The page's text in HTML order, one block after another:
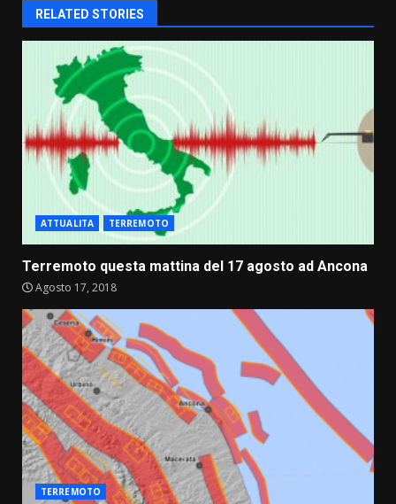
RELATED STORIES
ATTUALITA TERREMOTO
Terremoto questa mattina del 17 agosto ad Ancona
Agosto 17, 2018
TERREMOTO